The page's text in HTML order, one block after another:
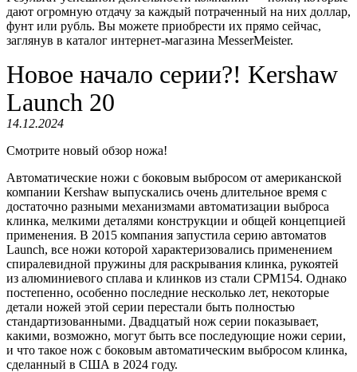
дают огромную отдачу за каждый потраченный на них доллар,
фунт или рубль. Вы можете приобрести их прямо сейчас,
заглянув в каталог интернет-магазина MesserMeister.
Новое начало серии?! Kershaw
Launch 20
14.12.2024
Смотрите новый обзор ножа!
Автоматические ножи с боковым выбросом от американской
компании Kershaw выпускались очень длительное время с
достаточно разными механизмами автоматизации выброса
клинка, мелкими деталями конструкции и общей концепцией
применения. В 2015 компания запустила серию автоматов
Launch, все ножи которой характеризовались применением
спиралевидной пружины для раскрывания клинка, рукоятей
из алюминиевого сплава и клинков из стали CPM154. Однако
постепенно, особенно последние несколько лет, некоторые
детали ножей этой серии перестали быть полностью
стандартизованными. Двадцатый нож серии показывает,
какими, возможно, могут быть все последующие ножи серии,
и что такое нож с боковым автоматическим выбросом клинка,
сделанный в США в 2024 году.